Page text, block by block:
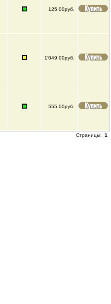
125,00руб.
1'049,00руб.
555,00руб.
Страницы: 1